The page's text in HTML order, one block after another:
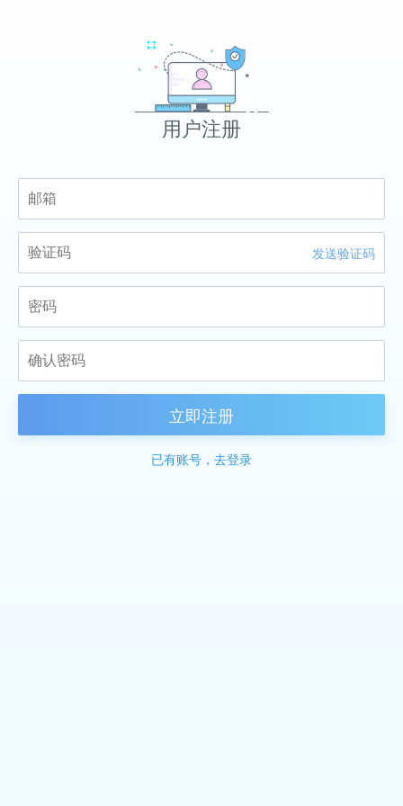
用户注册
发送验证码
立即注册
已有账号，去登录